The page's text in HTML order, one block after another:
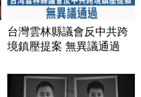
台灣雲林縣議會反中共跨
境鎮壓提案 無異議通過